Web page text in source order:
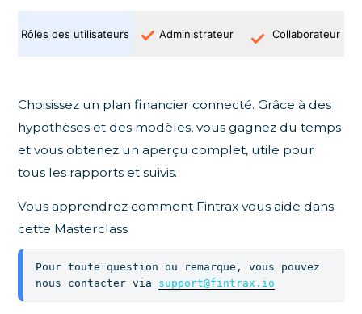
Rôles des utilisateurs Administrateur Collaborateur
Choisissez un plan financier connecté. Grâce à des
hypothèses et des modèles, vous gagnez du temps
et vous obtenez un aperçu complet, utile pour
tous les rapports et suivis.
Vous apprendrez comment Fintrax vous aide dans
cette Masterclass
Pour toute question ou remarque, vous pouvez
nous contacter via support@fintrax.io